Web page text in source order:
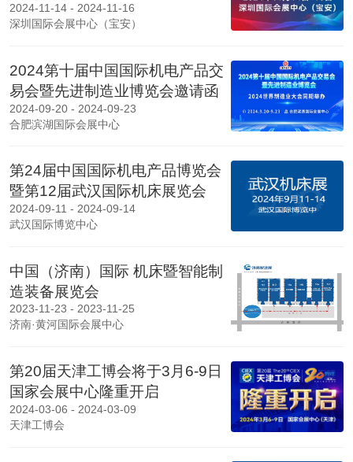
2024-11-14 - 2024-11-16
深圳国际会展中心（宝安）
2024第十届中国国际机电产品交
易会暨先进制造业博览会邀请函
2024-09-20 - 2024-09-23
合肥滨湖国际会展中心
第24届中国国际机电产品博览会
暨第12届武汉国际机床展览会
2024-09-11 - 2024-09-14
武汉国际博览中心
中国（济南）国际 机床暨智能制
造装备展览会
2023-11-23 - 2023-11-25
济南·黄河国际会展中心
第20届天津工博会将于3月6-9日
国家会展中心隆重开启
2024-03-06 - 2024-03-09
天津工博会